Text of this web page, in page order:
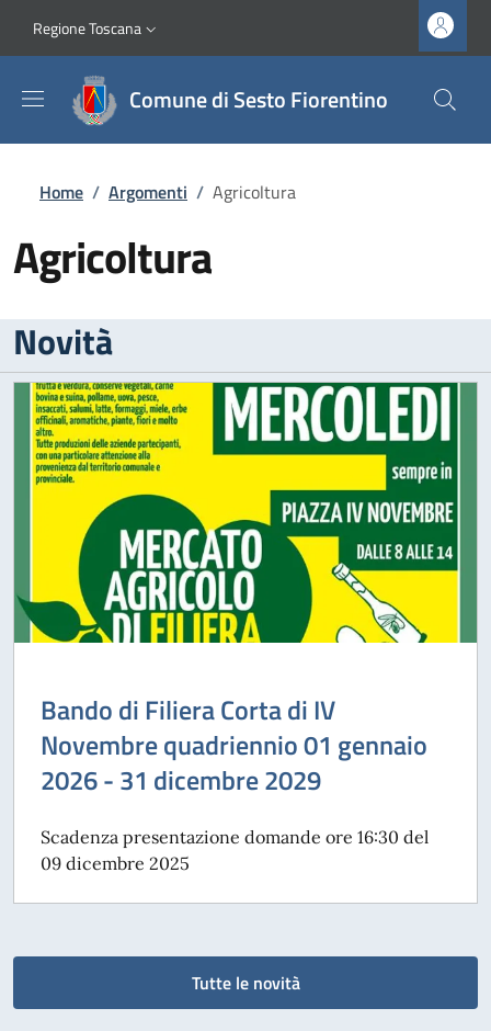
Slim top
Regione Toscana
Comune di Sesto Fiorentino
Briciole di pane
Home / Argomenti / Agricoltura
Agricoltura
Novità
Bando di Filiera Corta di IV
Novembre quadriennio 01 gennaio
2026 - 31 dicembre 2029
Scadenza presentazione domande ore 16:30 del
09 dicembre 2025
Tutte le novità